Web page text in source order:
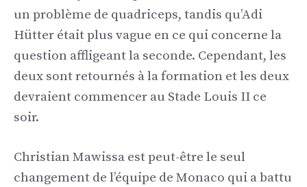
un problème de quadriceps, tandis qu’Adi
Hütter était plus vague en ce qui concerne la
question affligeant la seconde. Cependant, les
deux sont retournés à la formation et les deux
devraient commencer au Stade Louis II ce
soir.
Christian Mawissa est peut-être le seul
changement de l’équipe de Monaco qui a battu